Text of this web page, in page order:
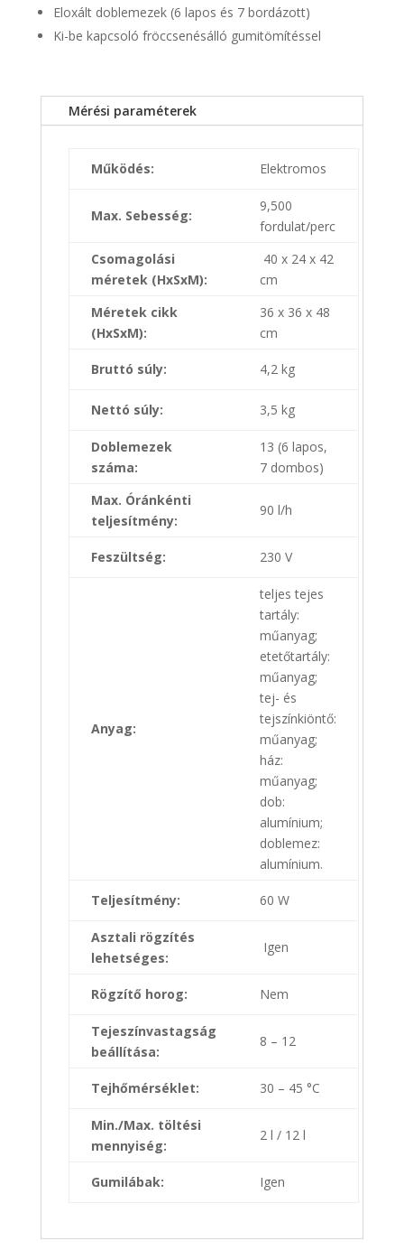
Eloxált doblemezek (6 lapos és 7 bordázott)
Ki-be kapcsoló fröccsenésálló gumitömítéssel
Mérési paraméterek
Működés: Elektromos
Max. Sebesség:
9,500
fordulat/perc
Csomagolási
méretek (HxSxM):
40 x 24 x 42
cm
Méretek cikk
(HxSxM):
36 x 36 x 48
cm
Bruttó súly: 4,2 kg
Nettó súly: 3,5 kg
Doblemezek
száma:
13 (6 lapos,
7 dombos)
Max. Óránkénti
teljesítmény:
90 l/h
Feszültség: 230 V
Anyag:
teljes tejes
tartály:
műanyag;
etetőtartály:
műanyag;
tej- és
tejszínkiöntő:
műanyag;
ház:
műanyag;
dob:
alumínium;
doblemez:
alumínium.
Teljesítmény: 60 W
Asztali rögzítés
lehetséges:
Igen
Rögzítő horog: Nem
Tejeszínvastagság
beállítása:
8 – 12
Tejhőmérséklet: 30 – 45 °C
Min./Max. töltési
mennyiség:
2 l / 12 l
Gumilábak: Igen